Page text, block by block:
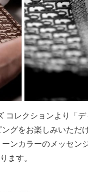
コレクションより「
グをお楽しみいただ
ンカラーのメッセン
ます。